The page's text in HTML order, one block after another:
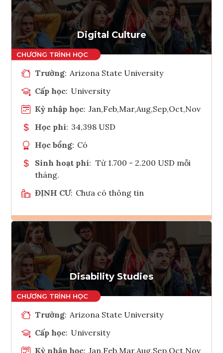
Tham vấn Interlink
Digital Culture
Trường: Arizona State University
Cấp học: University
Kỳ nhập học: Jan,Feb,Mar,Aug,Sep,Oct,Nov
Học phí: 34,398 USD
Học bổng: Có
Sinh hoạt phí: Từ 1.700 - 2.200 USD mỗi
tháng.
ĐỊNH CƯ: Chưa có thông tin
Ghi danh
Tham vấn Interlink
Disability Studies
Trường: Arizona State University
Cấp học: University
Kỳ nhập học: Jan,Feb,Mar,Aug,Sep,Oct,Nov